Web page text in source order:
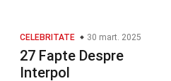
CELEBRITATE 30 mart. 2025
27 Fapte Despre
Interpol